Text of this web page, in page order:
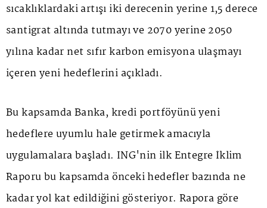
sıcaklıklardaki artışı iki derecenin yerine 1,5 derece
santigrat altında tutmayı ve 2070 yerine 2050
yılına kadar net sıfır karbon emisyona ulaşmayı
içeren yeni hedeflerini açıkladı.
Bu kapsamda Banka, kredi portföyünü yeni
hedeflere uyumlu hale getirmek amacıyla
uygulamalara başladı. ING'nin ilk Entegre İklim
Raporu bu kapsamda önceki hedefler bazında ne
kadar yol kat edildiğini gösteriyor. Rapora göre